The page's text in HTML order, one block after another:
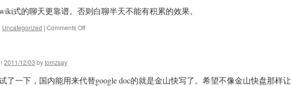
式的聊天更靠谱。否则白聊半天不能有积累的效果。
Uncategorized | Comments Offon
2011/12/03 bytomzsay
了一下，国内能用来代替google doc的就是金山快写了。希望不像金山快盘那样让